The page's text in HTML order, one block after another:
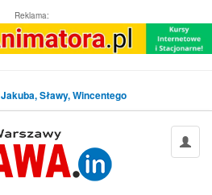
Reklama:
Jakuba, Sławy, Wincentego